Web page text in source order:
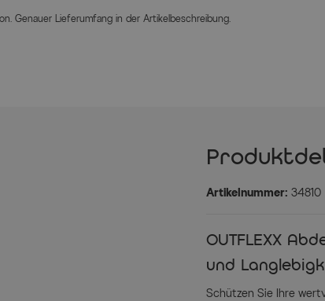
Genauer Lieferumfang in der Artikelbeschreibung.
Artikelnummer: 34810
OUTFLEXX
und
Schützen Sie Ihre